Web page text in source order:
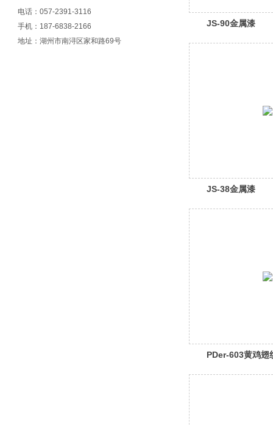
电话：057-2391-3116
手机：187-6838-2166
地址：湖州市南浔区家和路69号
JS-90金属漆
JS-38金属漆
PDer-603黄鸡翅